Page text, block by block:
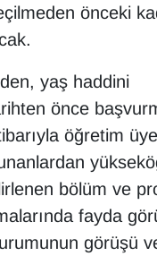
önceki
yaş haddini
önce
öğretim
bölüm ve
fayda
görüşü